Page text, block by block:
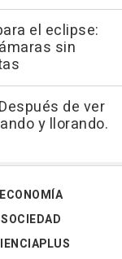
el eclipse:
sin
de ver
y llorando.
ECONOMÍA
SOCIEDAD